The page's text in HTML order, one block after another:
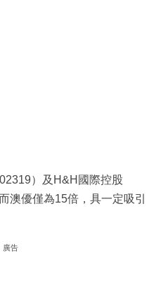
02319）及H&H國際控股
澳優僅為15倍，具一定吸引
廣告